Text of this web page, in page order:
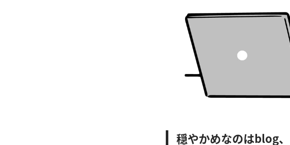
穏やかめなのはblog